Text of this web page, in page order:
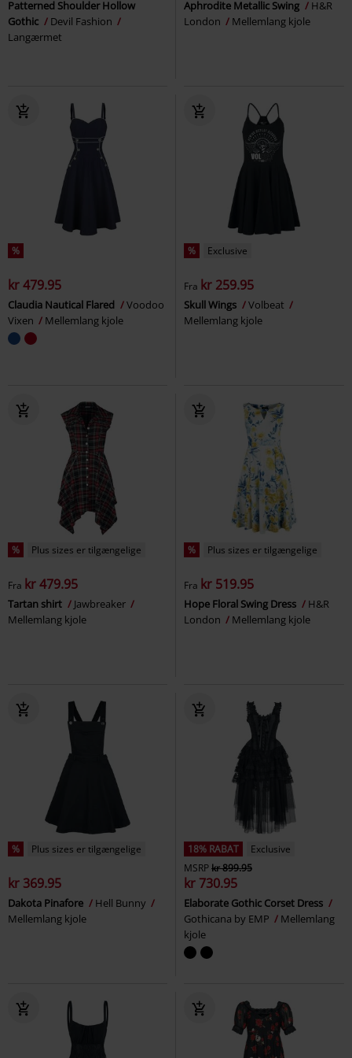
Patterned Shoulder Hollow
Gothic
Devil Fashion
Langærmet
Aphrodite Metallic Swing
H&R
London
Mellemlang kjole
%
kr 479.95
Claudia Nautical Flared
Voodoo
Vixen
Mellemlang kjole
% Exclusive
Fra kr 259.95
Skull Wings
Volbeat
Mellemlang kjole
% Plus sizes er tilgængelige
Fra kr 479.95
Tartan shirt
Jawbreaker
Mellemlang kjole
% Plus sizes er tilgængelige
Fra kr 519.95
Hope Floral Swing Dress
H&R
London
Mellemlang kjole
% Plus sizes er tilgængelige
kr 369.95
Dakota Pinafore
Hell Bunny
Mellemlang kjole
18% RABAT
Exclusive
MSRPkr 899.95
kr 730.95
Elaborate Gothic Corset Dress
Gothicana by EMP
Mellemlang
kjole